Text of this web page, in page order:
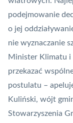
podejmowanie
o jej
nie wyznaczanie
Minister Klimatu i
przekazać
postulatu –
Kuliński, wójt
Stowarzyszenia